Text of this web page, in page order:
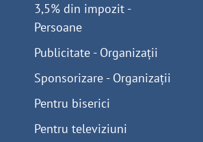
3,5% din impozit -
Persoane
Publicitate - Organizații
Sponsorizare - Organizații
Pentru biserici
Pentru televiziuni